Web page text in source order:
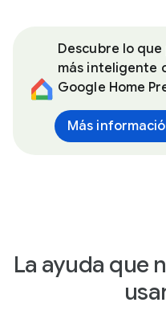
Descubre lo
más inteligente
Google Home
Más
La ayuda que